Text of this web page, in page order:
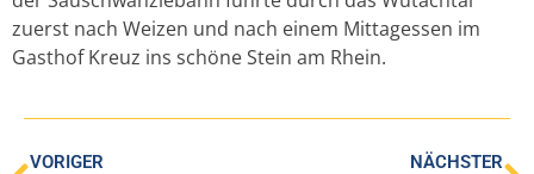
zuerst nach Weizen und nach einem Mittagessen im
Gasthof Kreuz ins schöne Stein am Rhein.
VORIGER NÄCHSTER